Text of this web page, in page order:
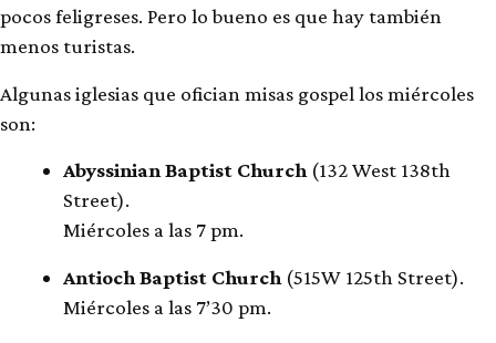
pocos feligreses. Pero lo bueno es que hay también
menos turistas.
Algunas iglesias que ofician misas gospel los miércoles
son:
Abyssinian Baptist Church (132 West 138th
Street).
Miércoles a las 7 pm.
Antioch Baptist Church (515W 125th Street).
Miércoles a las 7’30 pm.